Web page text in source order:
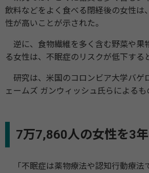
飲料などをよく食べる閉経後の女性は
性が高いことが示された。
逆に、食物繊維を多く含む野菜や果
る女性は、不眠症のリスクが低下する
研究は、米国のコロンビア大学バゲ
ェームズ ガンウィッシュ氏らによるも
7万7,860人の女性を3
「不眠症は薬物療法や認知行動療法